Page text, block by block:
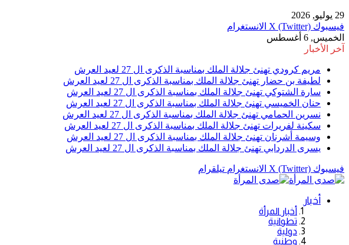
29 يوليو, 2026
فيسبوك X (Twitter) الانستغرام
الخميس, 6 أغسطس
آخر الأخبار
مريم كرودي تهنئ جلالة الملك بمناسبة الذكرى ال 27 لعيد العرش
لطيفة بن حضار تهنئ جلالة الملك بمناسبة الذكرى ال 27 لعيد العرش
سارة الشتوكي تهنئ جلالة الملك بمناسبة الذكرى ال 27 لعيد العرش
حنان الخميسي تهنئ جلالة الملك بمناسبة الذكرى ال 27 لعيد العرش
نسرين الحمامي تهنئ جلالة الملك بمناسبة الذكرى ال 27 لعيد العرش
سكينة لفريرات تهنئ جلالة الملك بمناسبة الذكرى ال 27 لعيد العرش
وسيمة أشرنان تهنئ جلالة الملك بمناسبة الذكرى ال 27 لعيد العرش
يسرى الدردابي تهنئ جلالة الملك بمناسبة الذكرى ال 27 لعيد العرش
فيسبوك X (Twitter) الانستغرام تيلقرام
أخبار
أخبار المرأة
تطوانية
دولية
وطنية